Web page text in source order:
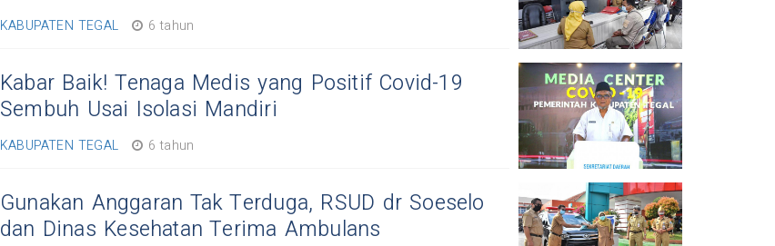
KABUPATEN TEGAL 6 tahun
Kabar Baik! Tenaga Medis yang Positif Covid-19
Sembuh Usai Isolasi Mandiri
KABUPATEN TEGAL 6 tahun
Gunakan Anggaran Tak Terduga, RSUD dr Soeselo
dan Dinas Kesehatan Terima Ambulans